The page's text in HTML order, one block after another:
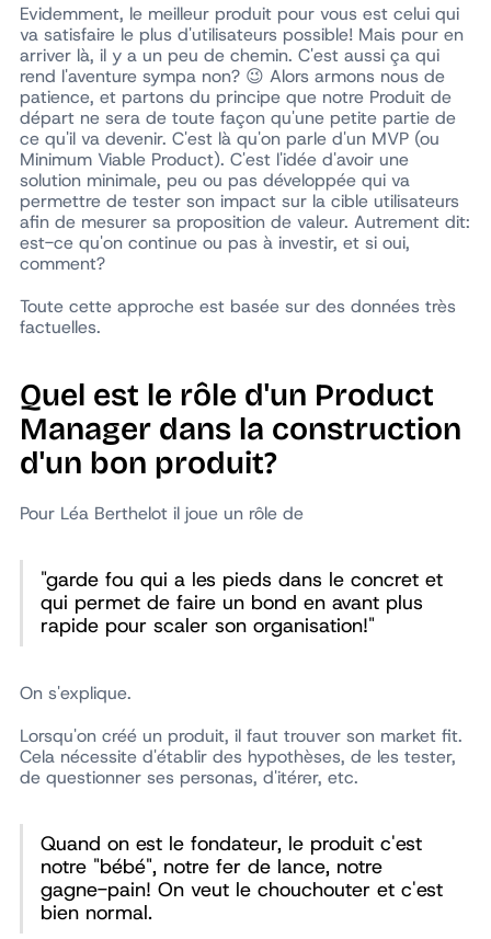
Evidemment, le meilleur produit pour vous est celui qui
va satisfaire le plus d'utilisateurs possible! Mais pour en
arriver là, il y a un peu de chemin. C'est aussi ça qui
rend l'aventure sympa non? 😉 Alors armons nous de
patience, et partons du principe que notre Produit de
départ ne sera de toute façon qu'une petite partie de
ce qu'il va devenir. C'est là qu'on parle d'un MVP (ou
Minimum Viable Product). C'est l'idée d'avoir une
solution minimale, peu ou pas développée qui va
permettre de tester son impact sur la cible utilisateurs
afin de mesurer sa proposition de valeur. Autrement dit:
est-ce qu'on continue ou pas à investir, et si oui,
comment?
Toute cette approche est basée sur des données très
factuelles.
Quel est le rôle d'un Product
Manager dans la construction
d'un bon produit?
Pour Léa Berthelot il joue un rôle de
"garde fou qui a les pieds dans le concret et
qui permet de faire un bond en avant plus
rapide pour scaler son organisation!"
On s'explique.
Lorsqu'on créé un produit, il faut trouver son market fit.
Cela nécessite d'établir des hypothèses, de les tester,
de questionner ses personas, d'itérer, etc.
Quand on est le fondateur, le produit c'est
notre "bébé", notre fer de lance, notre
gagne-pain! On veut le chouchouter et c'est
bien normal.